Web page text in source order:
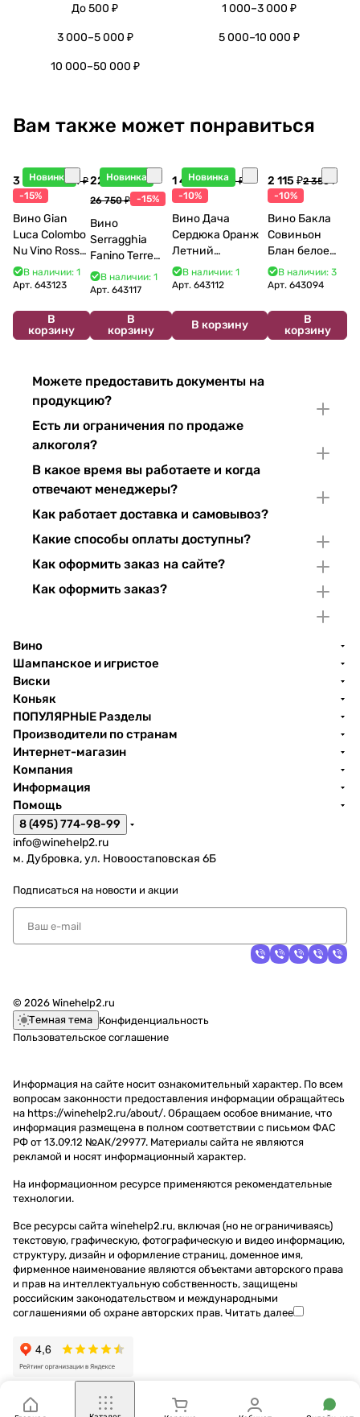
До 500 ₽
1 000–3 000 ₽
3 000–5 000 ₽ 5 000–10 000 ₽
10 000–50 000 ₽
Вам также может понравиться
Новинка
3 998 ₽4 704 ₽
-15%
Вино Gian
Luca Colombo
Nu Vino Rosso
2025 750 мл
В наличии: 1
Арт. 643123
В
корзину
Новинка
22 738 ₽
26 750 ₽ -15%
Вино
Serragghia
Fanino Terre
Siciliane IGP
2022 750 мл
В наличии: 1
Арт.643117
В
корзину
Новинка
1 440 ₽1 600 ₽
-10%
Вино Дача
Сердюка Оранж
Летний
Сибирьковый
2024 750 мл
В наличии: 1
Арт. 643112
В корзину
2 115 ₽2 350 ₽
-10%
Вино Бакла
Совиньон
Блан белое
сухое 750 мл
12%
В наличии: 3
Арт.643094
В
корзину
Можете предоставить документы на
продукцию?
Есть ли ограничения по продаже
алкоголя?
В какое время вы работаете и когда
отвечают менеджеры?
Как работает доставка и самовывоз?
Какие способы оплаты доступны?
Как оформить заказ на сайте?
Как оформить заказ?
Вино
Шампанское и игристое
Виски
Коньяк
ПОПУЛЯРНЫЕ Разделы
Производители по странам
Интернет-магазин
Компания
Информация
Помощь
8 (495) 774-98-99
info@winehelp2.ru
м. Дубровка, ул. Новоостаповская 6Б
Подписаться на новости и акции
© 2026 Winehelp2.ru
Темная тема Конфиденциальность
Пользовательское соглашение
Информация на сайте носит ознакомительный характер. По всем
вопросам законности предоставления информации обращайтесь
на https://winehelp2.ru/about/. Обращаем особое внимание, что
информация размещена в полном соответствии с письмом ФАС
РФ от 13.09.12 №АК/29977. Материалы сайта не являются
рекламой и носят информационный характер.
На информационном ресурсе применяются рекомендательные
технологии.
Все ресурсы сайта winehelp2.ru, включая (но не ограничиваясь)
текстовую, графическую, фотографическую и видео информацию,
структуру, дизайн и оформление страниц, доменное имя,
фирменное наименование являются объектами авторского права
и прав на интеллектуальную собственность, защищены
российским законодательством и международными
соглашениями об охране авторских прав. Читать далее